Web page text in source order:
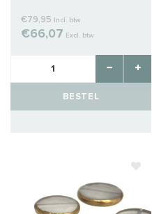
€79,95 Incl. btw
€66,07 Excl. btw
BESTEL